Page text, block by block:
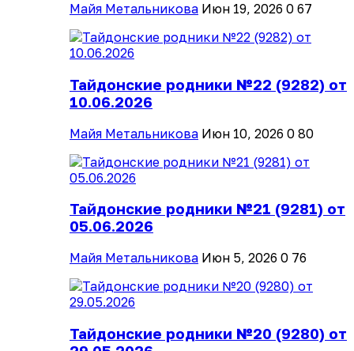
Майя Метальникова Июн 19, 2026 0 67
Тайдонские родники №22 (9282) от
10.06.2026
Майя Метальникова Июн 10, 2026 0 80
Тайдонские родники №21 (9281) от
05.06.2026
Майя Метальникова Июн 5, 2026 0 76
Тайдонские родники №20 (9280) от